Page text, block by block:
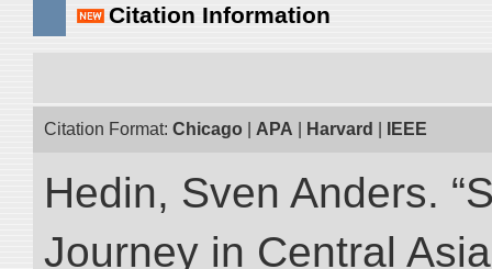
Citation Information
Citation Format: Chicago APA Harvard IEEE
Hedin, Sven Anders.
Journey in Central